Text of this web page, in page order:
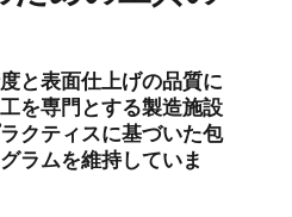
と表面仕上げの品質に
を専門とする製造施設
クティスに基づいた包
ラムを維持していま